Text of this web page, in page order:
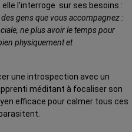
l’interroge sur ses besoins :
gens que vous accompagnez :
ne plus avoir le temps pour
physiquement et
une introspection avec un
méditant à focaliser son
efficace pour calmer tous ces